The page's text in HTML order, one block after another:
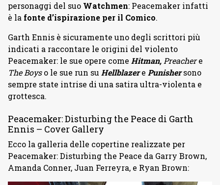
personaggi del suo Watchmen: Peacemaker infatti
è la fonte d’ispirazione per il Comico.
Garth Ennis è sicuramente uno degli scrittori più
indicati a raccontare le origini del violento
Peacemaker: le sue opere come Hitman, Preachere
The Boyso le sue run su Hellblazere Punishersono
sempre state intrise di una satira ultra-violenta e
grottesca.
Peacemaker: Disturbing the Peace di Garth
Ennis – Cover Gallery
Ecco la galleria delle copertine realizzate per
Peacemaker: Disturbing the Peace da Garry Brown,
Amanda Conner, Juan Ferreyra, e Ryan Brown: